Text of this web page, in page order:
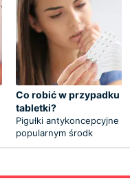
Co robić w przypadku
tabletki?
Pigułki antykoncepcyjne
popularnym środk